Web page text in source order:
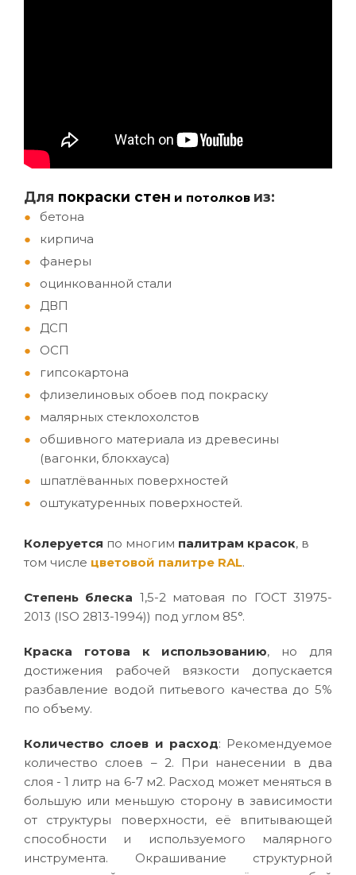
Для покраски стен и потолков из:
бетона
кирпича
фанеры
оцинкованной стали
ДВП
ДСП
ОСП
гипсокартона
флизелиновых обоев под покраску
малярных стеклохолстов
обшивного материала из древесины
(вагонки, блокхауса)
шпатлёванных поверхностей
оштукатуренных поверхностей.
Колеруется по многим палитрам красок, в
том числе цветовой палитре RAL.
Степень блеска 1,5-2 матовая по ГОСТ 31975-
2013 (ISO 2813-1994)) под углом 85°.
Краска готова к использованию, но для
достижения рабочей вязкости допускается
разбавление водой питьевого качества до 5%
по объему.
Количество слоев и расход: Рекомендуемое
количество слоев – 2. При нанесении в два
слоя - 1 литр на 6-7 м2. Расход может меняться в
большую или меньшую сторону в зависимости
от структуры поверхности, её впитывающей
способности и используемого малярного
инструмента. Окрашивание структурной